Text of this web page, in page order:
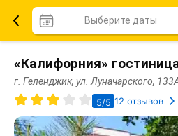
Выберите даты
«Калифорния»
г. Геленджик, ул. Луначарского,
5/5 12 отзывов